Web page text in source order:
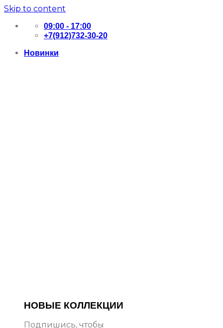
Skip to content
09:00 - 17:00
+7(912)732-30-20
Новинки
НОВЫЕ КОЛЛЕКЦИИ
Подпишись, чтобы